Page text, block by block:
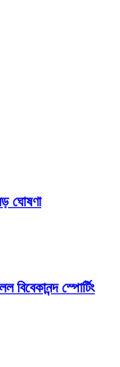
ঘোষণা
স্পোর্টিং